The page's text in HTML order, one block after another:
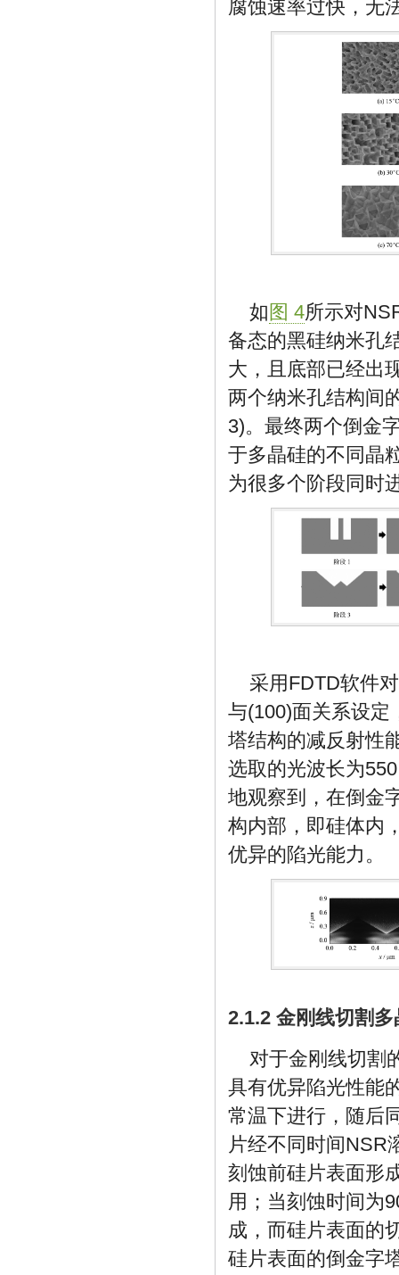
腐蚀速率过快，无
如 图 4所示对
备态的黑硅纳米孔
大，且底部已经出
两个纳米孔结构间
3)。最终两个倒金
于多晶硅的不同晶
为很多个阶段同时
采用FDTD软件
与(100)面关系设定
塔结构的减反射性
选取的光波长为
地观察到，在倒金
构内部，即硅体内
优异的陷光能力。
2.1.2 金刚线切割
对于金刚线切割
具有优异陷光性能
常温下进行，随后
片经不同时间NSR
刻蚀前硅片表面形
用；当刻蚀时间为
成，而硅片表面的
硅片表面的倒金字